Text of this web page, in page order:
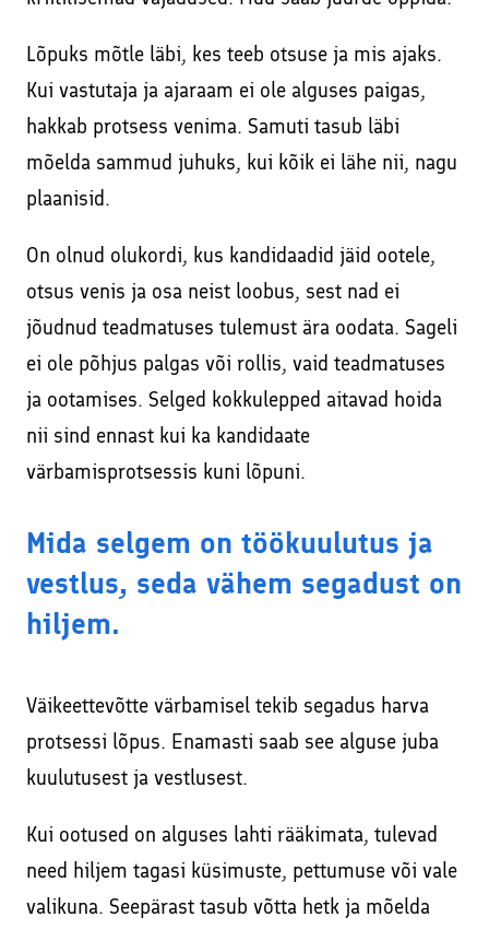
Lõpuks mõtle läbi, kes teeb otsuse ja mis ajaks.
Kui vastutaja ja ajaraam ei ole alguses paigas,
hakkab protsess venima. Samuti tasub läbi
mõelda sammud juhuks, kui kõik ei lähe nii, nagu
plaanisid.
On olnud olukordi, kus kandidaadid jäid ootele,
otsus venis ja osa neist loobus, sest nad ei
jõudnud teadmatuses tulemust ära oodata. Sageli
ei ole põhjus palgas või rollis, vaid teadmatuses
ja ootamises. Selged kokkulepped aitavad hoida
nii sind ennast kui ka kandidaate
värbamisprotsessis kuni lõpuni.
Mida selgem on töökuulutus ja
vestlus, seda vähem segadust on
hiljem.
Väikeettevõtte värbamisel tekib segadus harva
protsessi lõpus. Enamasti saab see alguse juba
kuulutusest ja vestlusest.
Kui ootused on alguses lahti rääkimata, tulevad
need hiljem tagasi küsimuste, pettumuse või vale
valikuna. Seepärast tasub võtta hetk ja mõelda